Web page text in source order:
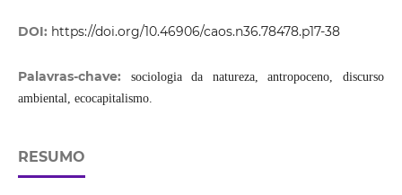
DOI: https://doi.org/10.46906/caos.n36.78478.p17-38
Palavras-chave:
sociologia da natureza, antropoceno, discurso
ambiental, ecocapitalismo.
RESUMO